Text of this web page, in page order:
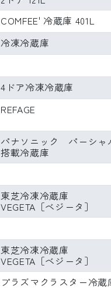
COMFEE' 冷蔵庫 401L
冷凍冷蔵庫
4ドア冷凍冷蔵庫
REFAGE
パナソニック パーシャ
搭載冷蔵庫
東芝冷凍冷蔵庫
VEGETA［ベジータ］
東芝冷凍冷蔵庫
VEGETA［ベジータ］
プラズマクラスター冷蔵